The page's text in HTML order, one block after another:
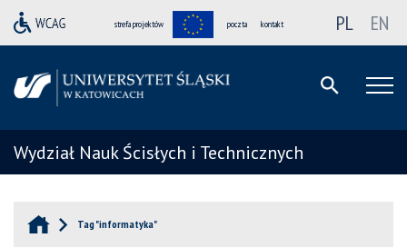
strefa projektów poczta kontakt PL EN
Wydział Nauk Ścisłych i Technicznych
Tag "informatyka"